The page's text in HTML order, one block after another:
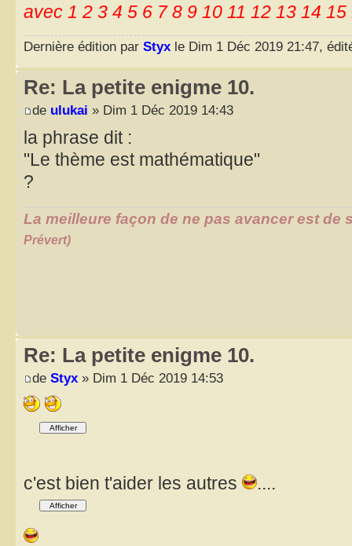
avec 1 2 3 4 5 6 7 8 9 10 11 12 13 14
Dernière édition par Styx le Dim 1 Déc 2019 21:47,
Re: La petite enigme 10.
de ulukai » Dim 1 Déc 2019 14:43
la phrase dit :
"Le thème est mathématique"
?
La meilleure façon de ne pas avancer est de
Prévert)
Re: La petite enigme 10.
de Styx » Dim 1 Déc 2019 14:53
c'est bien t'aider les autres ....